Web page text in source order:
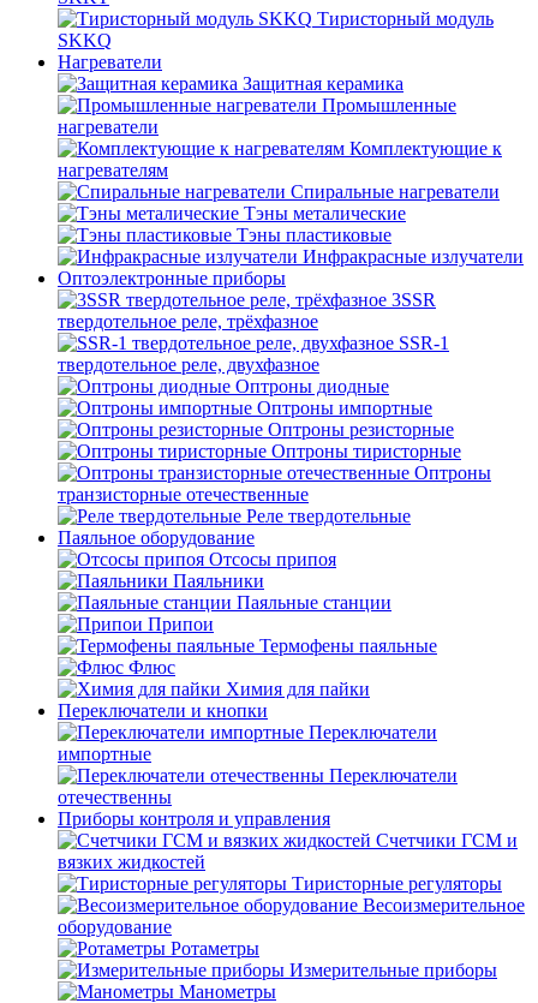
Тиристорный модуль
SKKQ
Нагреватели
Защитная керамика
Промышленные
нагреватели
Комплектующие к
нагревателям
Спиральные нагреватели
Тэны металические
Тэны пластиковые
Инфракрасные излучатели
Оптоэлектронные приборы
3SSR
твердотельное реле, трёхфазное
SSR-1
твердотельное реле, двухфазное
Оптроны диодные
Оптроны импортные
Оптроны резисторные
Оптроны тиристорные
Оптроны
транзисторные отечественные
Реле твердотельные
Паяльное оборудование
Отсосы припоя
Паяльники
Паяльные станции
Припои
Термофены паяльные
Флюс
Химия для пайки
Переключатели и кнопки
Переключатели
импортные
Переключатели
отечественны
Приборы контроля и управления
Счетчики ГСМ и
вязких жидкостей
Тиристорные регуляторы
Весоизмерительное
оборудование
Ротаметры
Измерительные приборы
Манометры